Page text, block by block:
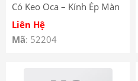
Có Keo Oca – Kính Ép Màn
Hình Oppo Realme 10 4G
liền keo OCA
Liên Hệ
Mã: 52204